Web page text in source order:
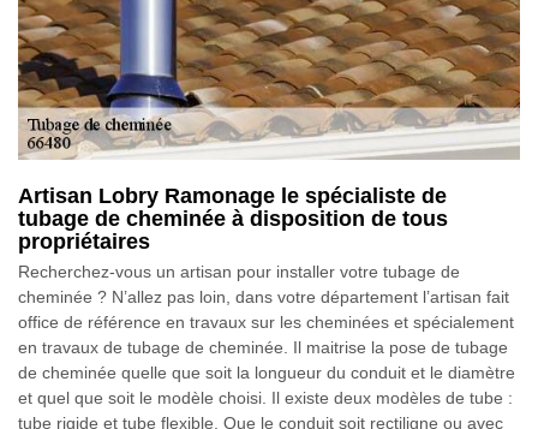
Artisan Lobry Ramonage le spécialiste de
tubage de cheminée à disposition de tous
propriétaires
Recherchez-vous un artisan pour installer votre tubage de
cheminée ? N’allez pas loin, dans votre département l’artisan fait
office de référence en travaux sur les cheminées et spécialement
en travaux de tubage de cheminée. Il maitrise la pose de tubage
de cheminée quelle que soit la longueur du conduit et le diamètre
et quel que soit le modèle choisi. Il existe deux modèles de tube :
tube rigide et tube flexible. Que le conduit soit rectiligne ou avec